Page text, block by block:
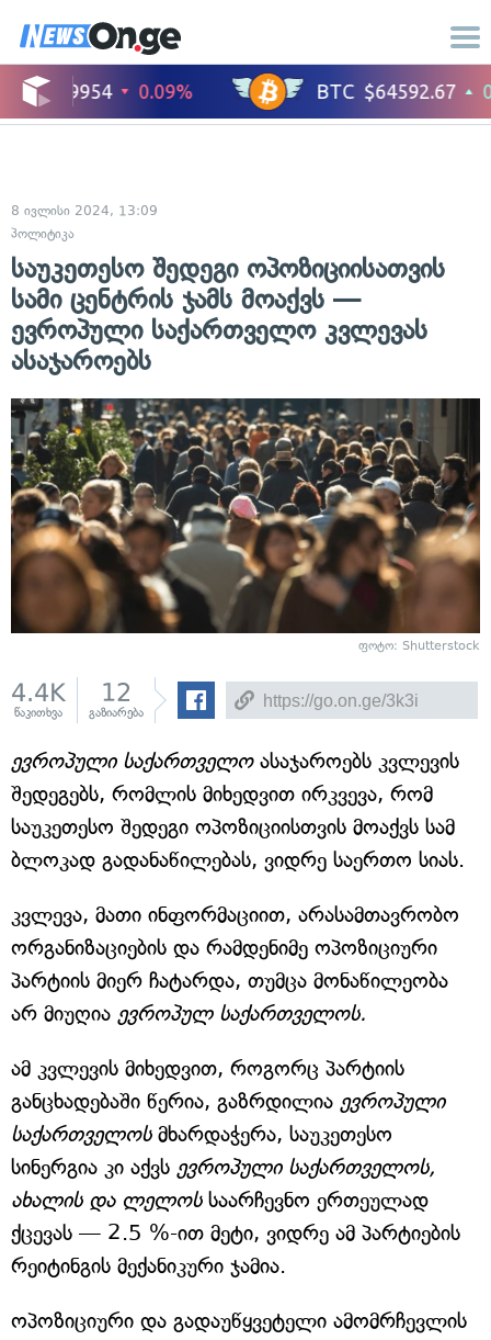
8 ივლისი 2024, 13:09
პოლიტიკა
საუკეთესო შედეგი ოპოზიციისათვის
სამი ცენტრის ჯამს მოაქვს —
ევროპული საქართველო კვლევას
ასაჯაროებს
ფოტო: Shutterstock
4.4K
წაკითხვა
12
გაზიარება
ევროპული საქართველოასაჯაროებს კვლევის
შედეგებს, რომლის მიხედვით ირკვევა, რომ
საუკეთესო შედეგი ოპოზიციისთვის მოაქვს სამ
ბლოკად გადანაწილებას, ვიდრე საერთო სიას.
კვლევა, მათი ინფორმაციით, არასამთავრობო
ორგანიზაციების და რამდენიმე ოპოზიციური
პარტიის მიერ ჩატარდა, თუმცა მონაწილეობა
არ მიუღია ევროპულ საქართველოს.
ამ კვლევის მიხედვით, როგორც პარტიის
განცხადებაში წერია, გაზრდილია ევროპული
საქართველოსმხარდაჭერა, საუკეთესო
სინერგია კი აქვს ევროპული საქართველოს,
ახალის და ლელოსსაარჩევნო ერთეულად
ქცევას — 2.5 %-ით მეტი, ვიდრე ამ პარტიების
რეიტინგის მექანიკური ჯამია.
ოპოზიციური და გადაუწყვეტელი ამომრჩევლის